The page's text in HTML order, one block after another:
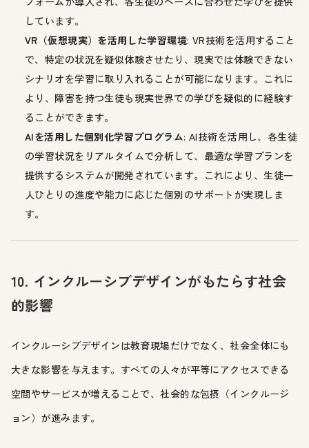
しています。
VR（仮想現実）を活用した学習環境: VR技術を活用すること
で、特定の状況を疑似体験させたり、現実では体験できない
シナリオを学習に取り入れることが可能になります。これに
より、障害を持つ生徒も現実世界での学びを疑似的に経験す
ることができます。
AIを活用した個別化学習プログラム: AI技術を活用し、各生徒
の学習状況をリアルタイムで分析して、最適な学習プランを
提供するシステムが開発されています。これにより、生徒一
人ひとりの進度や能力に応じた個別のサポートが実現しま
す。
10. インクルーシブデザインがもたらす社会
的影響
インクルーシブデザインは教育現場だけでなく、社会全体にも
大きな影響を与えます。すべての人々が平等にアクセスできる
空間やサービスが増えることで、社会的な包摂（インクルージ
ョン）が進みます。